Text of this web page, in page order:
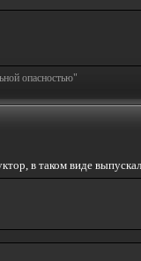
опасностью"
в таком виде